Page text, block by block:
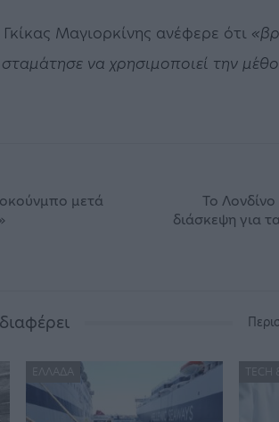
Μαγιορκίνης ανέφερε ότι
να χρησιμοποιεί την
μετά
Το Λονδίνο
διάσκεψη για
ΕΛΛΆΔΑ TECH